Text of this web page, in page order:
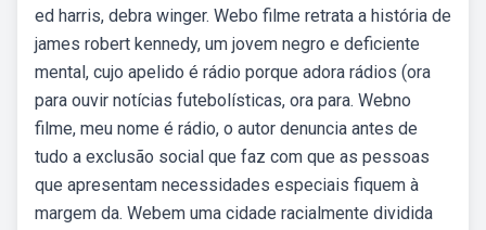
ed harris, debra winger. Webo filme retrata a história de
james robert kennedy, um jovem negro e deficiente
mental, cujo apelido é rádio porque adora rádios (ora
para ouvir notícias futebolísticas, ora para. Webno
filme, meu nome é rádio, o autor denuncia antes de
tudo a exclusão social que faz com que as pessoas
que apresentam necessidades especiais fiquem à
margem da. Webem uma cidade racialmente dividida